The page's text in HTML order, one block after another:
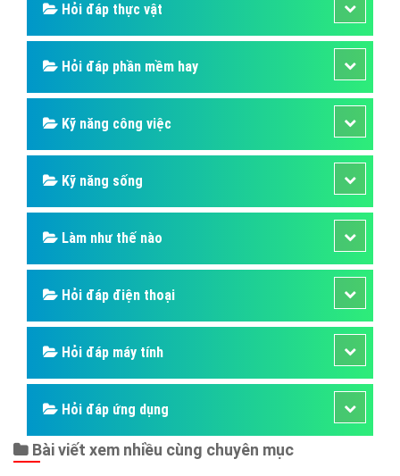
Hỏi đáp thực vật
Hỏi đáp phần mềm hay
Kỹ năng công việc
Kỹ năng sống
Làm như thế nào
Hỏi đáp điện thoại
Hỏi đáp máy tính
Hỏi đáp ứng dụng
Bài viết xem nhiều cùng chuyên mục